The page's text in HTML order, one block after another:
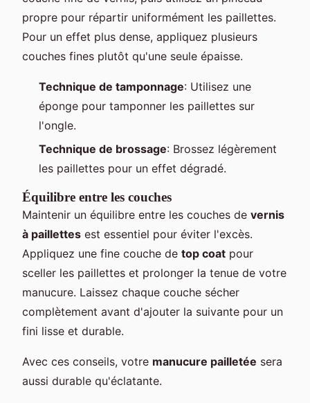
propre pour répartir uniformément les paillettes.
Pour un effet plus dense, appliquez plusieurs
couches fines plutôt qu'une seule épaisse.
Technique de tamponnage: Utilisez une
éponge pour tamponner les paillettes sur
l'ongle.
Technique de brossage: Brossez légèrement
les paillettes pour un effet dégradé.
Équilibre entre les couches
Maintenir un équilibre entre les couches de vernis
à paillettes est essentiel pour éviter l'excès.
Appliquez une fine couche de top coat pour
sceller les paillettes et prolonger la tenue de votre
manucure. Laissez chaque couche sécher
complètement avant d'ajouter la suivante pour un
fini lisse et durable.
Avec ces conseils, votre manucure pailletée sera
aussi durable qu'éclatante.